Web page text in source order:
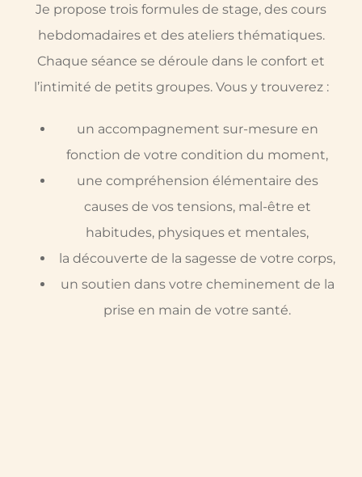
Je propose trois formules de stage, des cours
hebdomadaires et des ateliers thématiques.
Chaque séance se déroule dans le confort et
l’intimité de petits groupes. Vous y trouverez :
un accompagnement sur-mesure en
fonction de votre condition du moment,
une compréhension élémentaire des
causes de vos tensions, mal-être et
habitudes, physiques et mentales,
la découverte de la sagesse de votre corps,
un soutien dans votre cheminement de la
prise en main de votre santé.